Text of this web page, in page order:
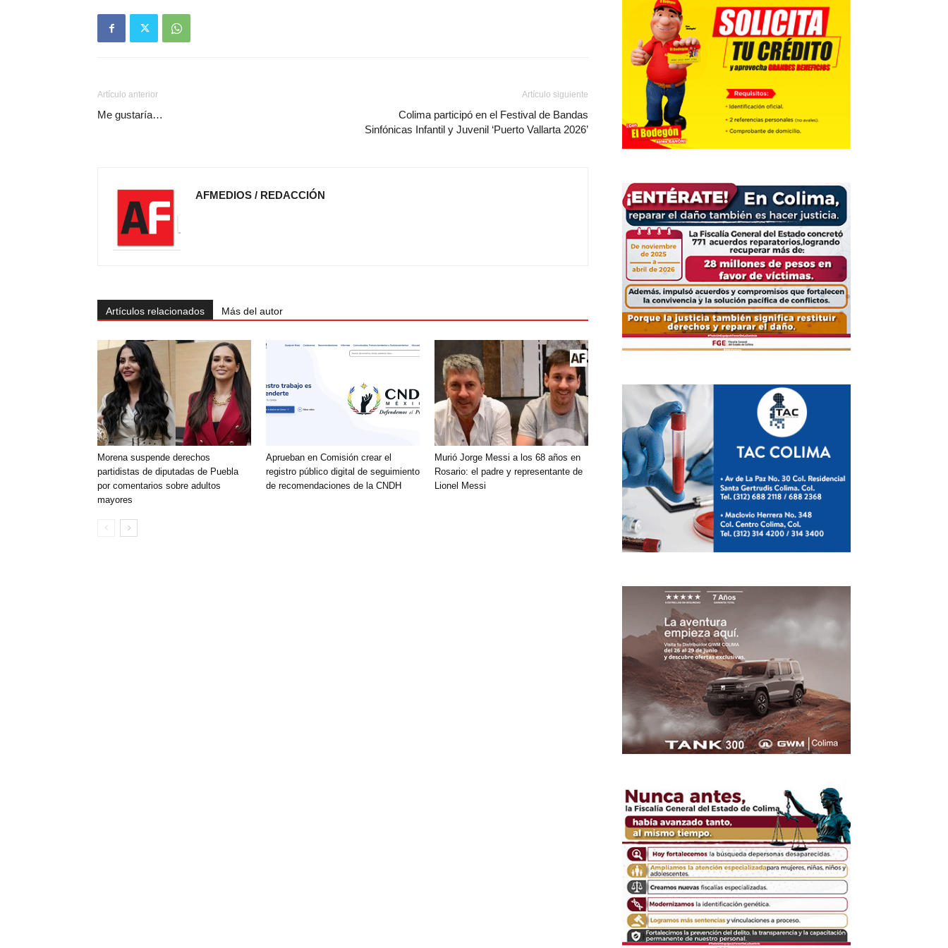
Artículo anterior
Me gustaría…
Artículo siguiente
Colima participó en el Festival de Bandas
Sinfónicas Infantil y Juvenil ‘Puerto Vallarta 2026’
AFMEDIOS / REDACCIÓN
Artículos relacionados Más del autor
Morena suspende derechos
partidistas de diputadas de Puebla
por comentarios sobre adultos
mayores
Aprueban en Comisión crear el
registro público digital de seguimiento
de recomendaciones de la CNDH
Murió Jorge Messi a los 68 años en
Rosario: el padre y representante de
Lionel Messi